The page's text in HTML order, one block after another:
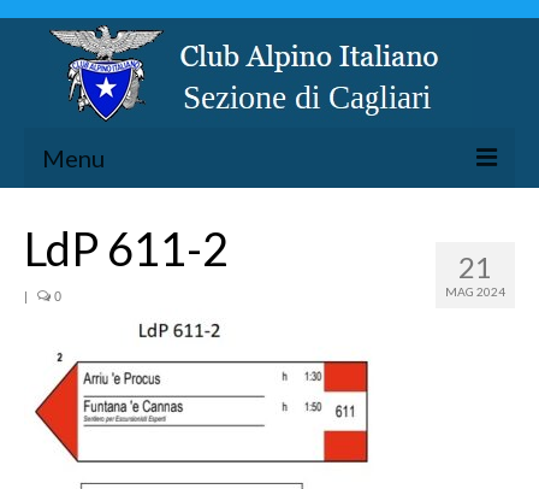
Menu
ESCURSIONISMO
SPELEOLOGIA
CICLOESCURSIONISMO
TORRENTISMO
21
MAG 2024
LdP 611-2
| 0